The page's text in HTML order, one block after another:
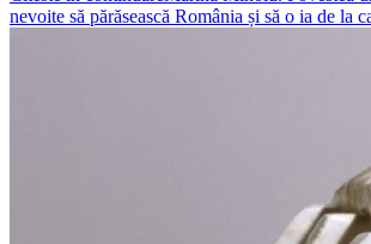
nevoite să părăsească România și să o ia de la